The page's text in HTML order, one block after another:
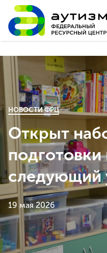
НОВОСТИ ФРЦ
Открыт
следующий
19 мая 2026